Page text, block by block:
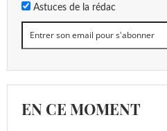
Astuces de la rédac
EN CE MOMENT